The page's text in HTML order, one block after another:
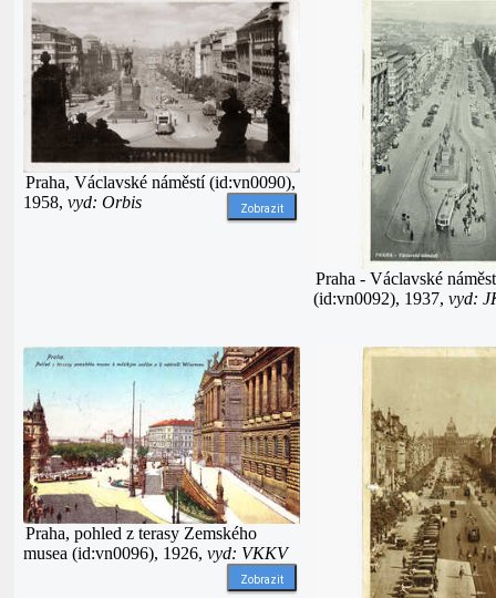
Praha, Václavské náměstí (id:vn0090),
1958, vyd: Orbis Zobrazit
Praha - Václavské
(id:vn0092), 1937, vyd:
Praha, pohled z terasy Zemského
musea (id:vn0096), 1926, vyd: VKKV
Zobrazit